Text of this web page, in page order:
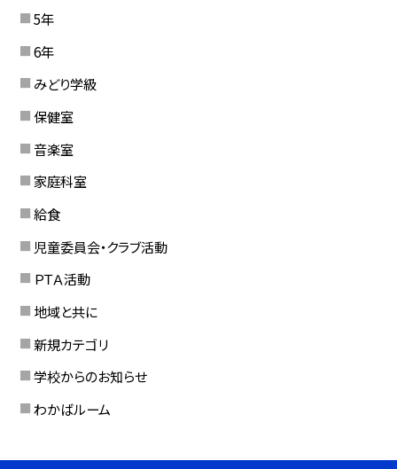
5年
6年
みどり学級
保健室
音楽室
家庭科室
給食
児童委員会・クラブ活動
ＰＴＡ活動
地域と共に
新規カテゴリ
学校からのお知らせ
わかばルーム